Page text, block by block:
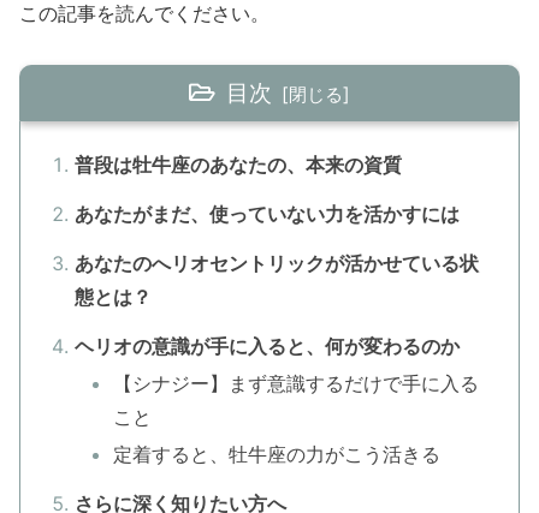
この記事を読んでください。
目次
普段は牡牛座のあなたの、本来の資質
あなたがまだ、使っていない力を活かすには
あなたのへリオセントリックが活かせている状
態とは？
ヘリオの意識が手に入ると、何が変わるのか
【シナジー】まず意識するだけで手に入る
こと
定着すると、牡牛座の力がこう活きる
さらに深く知りたい方へ